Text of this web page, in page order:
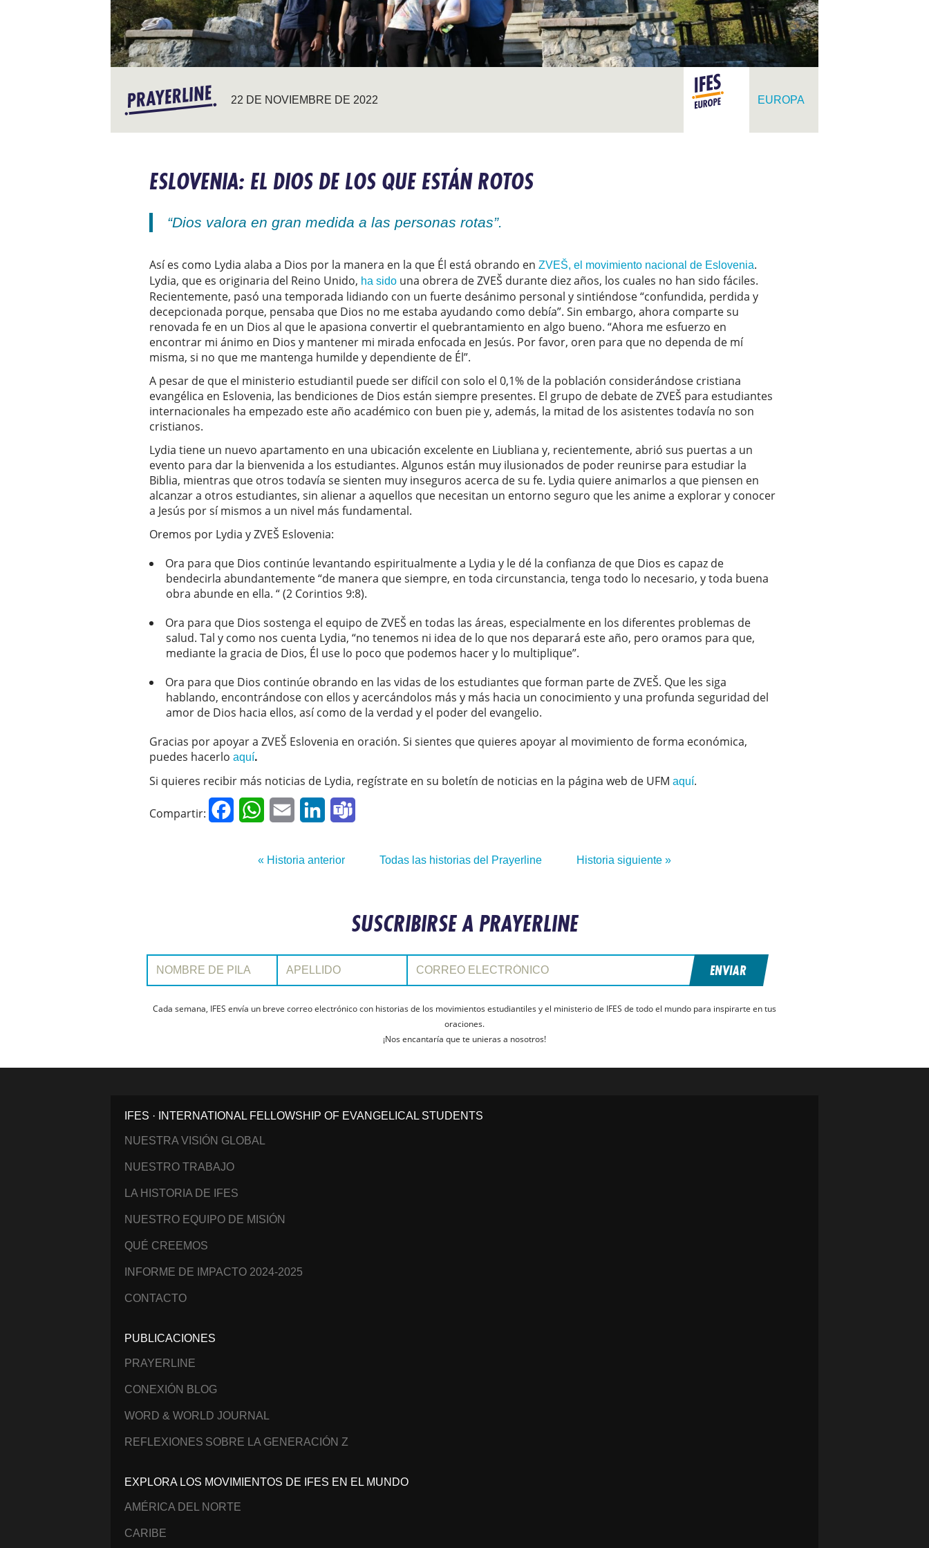
22 DE NOVIEMBRE DE 2022 EUROPA
ESLOVENIA: EL DIOS DE LOS QUE ESTÁN ROTOS
“Dios valora en gran medida a las personas rotas”.
Así es como Lydia alaba a Dios por la manera en la que Él está obrando en ZVEŠ, el movimiento nacional de Eslovenia.
Lydia, que es originaria del Reino Unido, ha sido una obrera de ZVEŠ durante diez años, los cuales no han sido fáciles.
Recientemente, pasó una temporada lidiando con un fuerte desánimo personal y sintiéndose “confundida, perdida y
decepcionada porque, pensaba que Dios no me estaba ayudando como debía”. Sin embargo, ahora comparte su
renovada fe en un Dios al que le apasiona convertir el quebrantamiento en algo bueno. “Ahora me esfuerzo en
encontrar mi ánimo en Dios y mantener mi mirada enfocada en Jesús. Por favor, oren para que no dependa de mí
misma, si no que me mantenga humilde y dependiente de Él”.
A pesar de que el ministerio estudiantil puede ser difícil con solo el 0,1% de la población considerándose cristiana
evangélica en Eslovenia, las bendiciones de Dios están siempre presentes. El grupo de debate de ZVEŠ para estudiantes
internacionales ha empezado este año académico con buen pie y, además, la mitad de los asistentes todavía no son
cristianos.
Lydia tiene un nuevo apartamento en una ubicación excelente en Liubliana y, recientemente, abrió sus puertas a un
evento para dar la bienvenida a los estudiantes. Algunos están muy ilusionados de poder reunirse para estudiar la
Biblia, mientras que otros todavía se sienten muy inseguros acerca de su fe. Lydia quiere animarlos a que piensen en
alcanzar a otros estudiantes, sin alienar a aquellos que necesitan un entorno seguro que les anime a explorar y conocer
a Jesús por sí mismos a un nivel más fundamental.
Oremos por Lydia y ZVEŠ Eslovenia:
Ora para que Dios continúe levantando espiritualmente a Lydia y le dé la confianza de que Dios es capaz de
bendecirla abundantemente “de manera que siempre, en toda circunstancia, tenga todo lo necesario, y toda buena
obra abunde en ella. “ (2 Corintios 9:8).
Ora para que Dios sostenga el equipo de ZVEŠ en todas las áreas, especialmente en los diferentes problemas de
salud. Tal y como nos cuenta Lydia, “no tenemos ni idea de lo que nos deparará este año, pero oramos para que,
mediante la gracia de Dios, Él use lo poco que podemos hacer y lo multiplique”.
Ora para que Dios continúe obrando en las vidas de los estudiantes que forman parte de ZVEŠ. Que les siga
hablando, encontrándose con ellos y acercándolos más y más hacia un conocimiento y una profunda seguridad del
amor de Dios hacia ellos, así como de la verdad y el poder del evangelio.
Gracias por apoyar a ZVEŠ Eslovenia en oración. Si sientes que quieres apoyar al movimiento de forma económica,
puedes hacerlo aquí.
Si quieres recibir más noticias de Lydia, regístrate en su boletín de noticias en la página web de UFM aquí.
Compartir: FacebookWhatsApp
Email LinkedIn
« Historia anterior Todas las historias del Prayerline Historia siguiente »
SUSCRIBIRSE A PRAYERLINE
Nombre de pila: Apellido: Correo electrónico:
ENVIAR
Cada semana, IFES envía un breve correo electrónico con historias de los movimientos estudiantiles y el ministerio de IFES de todo el mundo para inspirarte en tus
oraciones.
¡Nos encantaría que te unieras a nosotros!
IFES · INTERNATIONAL FELLOWSHIP OF EVANGELICAL STUDENTS
NUESTRA VISIÓN GLOBAL
NUESTRO TRABAJO
LA HISTORIA DE IFES
NUESTRO EQUIPO DE MISIÓN
QUÉ CREEMOS
INFORME DE IMPACTO 2024-2025
CONTACTO
PUBLICACIONES
PRAYERLINE
CONEXIÓN BLOG
WORD & WORLD JOURNAL
REFLEXIONES SOBRE LA GENERACIÓN Z
EXPLORA LOS MOVIMIENTOS DE IFES EN EL MUNDO
AMÉRICA DEL NORTE
CARIBE